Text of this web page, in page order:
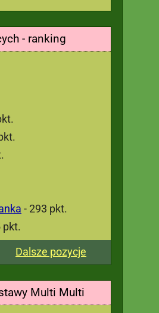
- ranking
- 293 pkt.
pkt.
Dalsze pozycje
Multi Multi